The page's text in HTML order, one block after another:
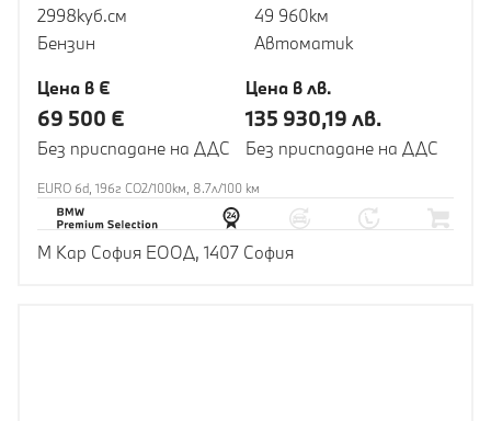
2998куб.cм
Бензин
49 960км
Автоматик
Цена в €
69 500 €
Без приспадане на ДДС
Цена в лв.
135 930,19 лв.
Без приспадане на ДДС
EURO 6d, 196г CO2/100км, 8.7л/100 км
М Кар София ЕООД, 1407 София